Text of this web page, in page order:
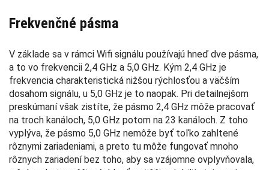
Frekvenčné pásma
V základe sa v rámci Wifi signálu používajú hneď dve pásma,
a to vo frekvencii 2,4 GHz a 5,0 GHz. Kým 2,4 GHz je
frekvencia charakteristická nižšou rýchlosťou a väčším
dosahom signálu, u 5,0 GHz je to naopak. Pri detailnejšom
preskúmaní však zistíte, že pásmo 2,4 GHz môže pracovať
na troch kanáloch, 5,0 GHz potom na 23 kanáloch. Z toho
vyplýva, že pásmo 5,0 GHz nemôže byť toľko zahltené
rôznymi zariadeniami, a preto tu môže fungovať mnoho
rôznych zariadení bez toho, aby sa vzájomne ovplyvňovala,